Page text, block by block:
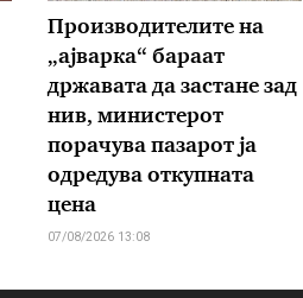
Производителите на
„ајварка“ бараат
државата да застане зад
нив, министерот
порачува пазарот ја
одредува откупната
цена
07/08/2026 13:08